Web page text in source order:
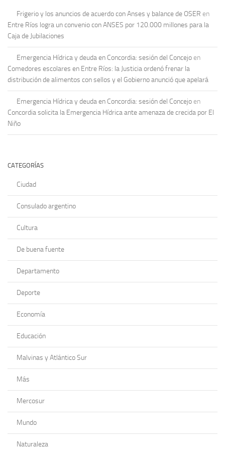
Frigerio y los anuncios de acuerdo con Anses y balance de OSER en
Entre Ríos logra un convenio con ANSES por 120.000 millones para la
Caja de Jubilaciones
Emergencia Hídrica y deuda en Concordia: sesión del Concejo en
Comedores escolares en Entre Ríos: la Justicia ordenó frenar la
distribución de alimentos con sellos y el Gobierno anunció que apelará
Emergencia Hídrica y deuda en Concordia: sesión del Concejo en
Concordia solicita la Emergencia Hídrica ante amenaza de crecida por El
Niño
CATEGORÍAS
Ciudad
Consulado argentino
Cultura
De buena fuente
Departamento
Deporte
Economía
Educación
Malvinas y Atlántico Sur
Más
Mercosur
Mundo
Naturaleza